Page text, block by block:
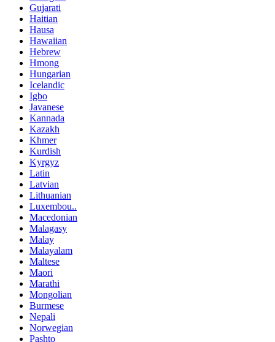
Gujarati
Haitian
Hausa
Hawaiian
Hebrew
Hmong
Hungarian
Icelandic
Igbo
Javanese
Kannada
Kazakh
Khmer
Kurdish
Kyrgyz
Latin
Latvian
Lithuanian
Luxembou..
Macedonian
Malagasy
Malay
Malayalam
Maltese
Maori
Marathi
Mongolian
Burmese
Nepali
Norwegian
Pashto